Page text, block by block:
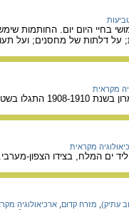
בחיי היום יום. החותמות
על דלתות של מחסנים; ועל
מקראית
בגביית מיסים, וכתובים בכתב עברי קדום.
מקראית
ליד ים המלח, בצידו הצפון-
עתיק) מזרח קדום ארכיאולוגיה